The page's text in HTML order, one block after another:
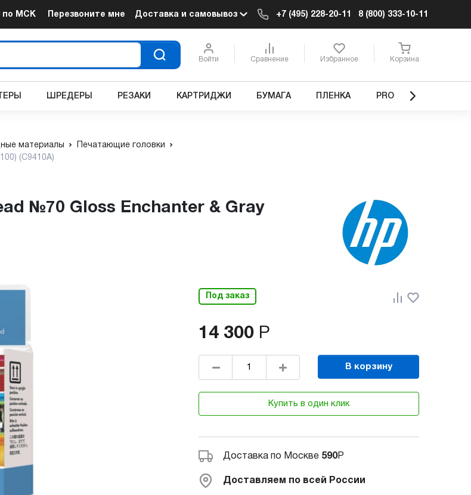
по МСК Перезвоните мне Доставка и самовывоз +7 (495) 228-20-11 8 (800) 333-10-11
Войти Сравнение Избранное Корзина
ШРЕДЕРЫ РЕЗАКИ КАРТРИДЖИ БУМАГА ПЛЕНКА PRO
материалы
Печатающие головки
(C9410A)
Под заказ
14 300 Р
В корзину
Купить в один клик
Доставка по Москве 590Р
Доставляем по всей России